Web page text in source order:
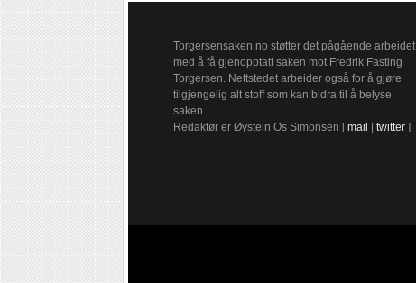
Torgersensaken.no støtter det pågående arbeidet
med å få gjenopptatt saken mot Fredrik Fasting
Torgersen. Nettstedet arbeider også for å gjøre
tilgjengelig alt stoff som kan bidra til å belyse
saken.
Redaktør er Øystein Os Simonsen [ mail | twitter ]